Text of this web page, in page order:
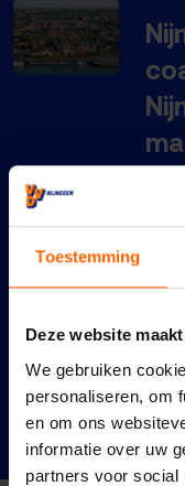
Toestemming
Deze website
We gebruiken
personaliseren, om
en om ons
informatie over uw
partners voor social
en
en
21